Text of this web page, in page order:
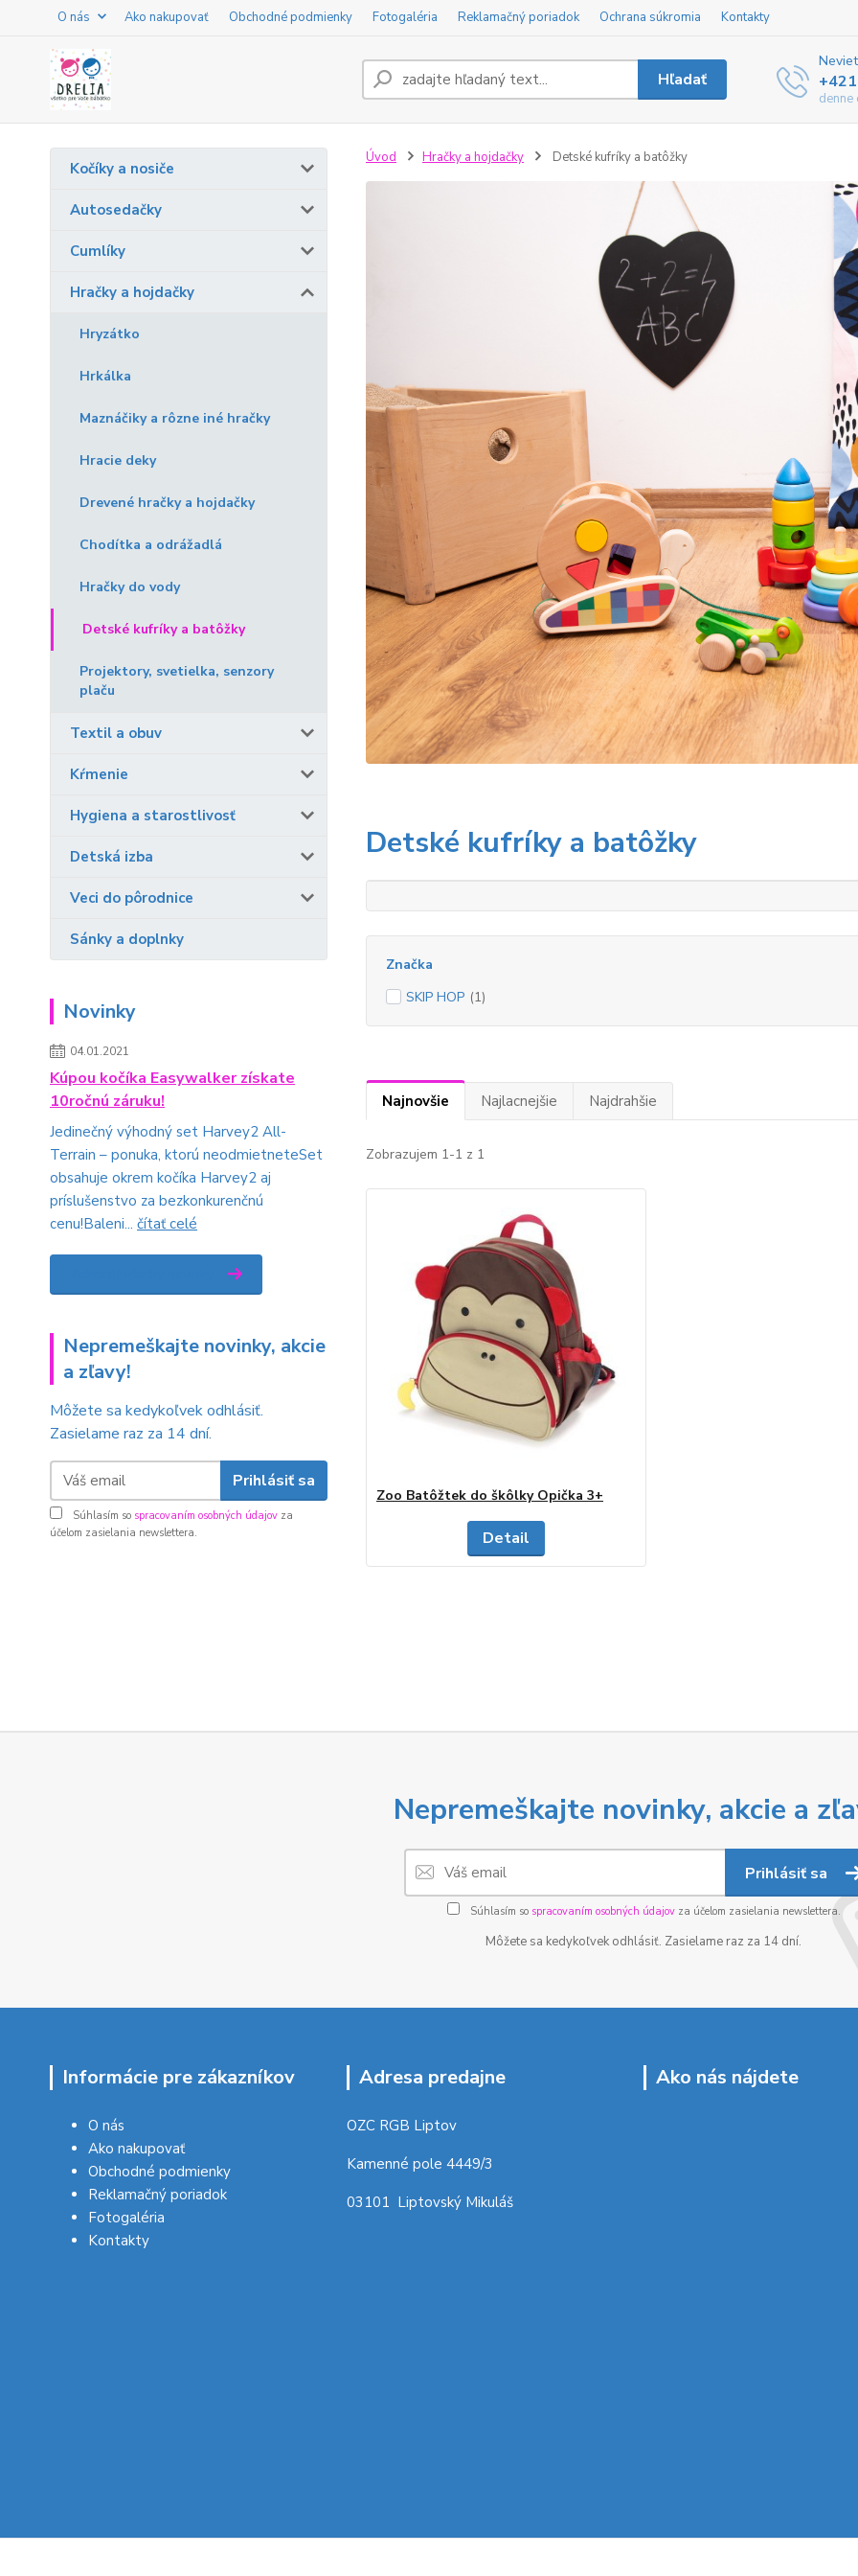
O nás Ako nakupovať Obchodné podmienky Fotogaléria Reklamačný poriadok Ochrana súkromia Kontakty
Hľadať
Kočíky a nosiče
Autosedačky
Cumlíky
Hračky a hojdačky
Hryzátko
Hrkálka
Maznáčiky a rôzne iné hračky
Hracie deky
Drevené hračky a hojdačky
Chodítka a odrážadlá
Hračky do vody
Detské kufríky a batôžky
Projektory, svetielka, senzory
plaču
Textil a obuv
Kŕmenie
Hygiena a starostlivosť
Detská izba
Veci do pôrodnice
Sánky a doplnky
Novinky
04.01.2021
Kúpou kočíka Easywalker získate
10ročnú záruku!
Jedinečný výhodný set Harvey2 All-
Terrain – ponuka, ktorú neodmietneteSet
obsahuje okrem kočíka Harvey2 aj
príslušenstvo za bezkonkurenčnú
cenu!Baleni... čítať celé
Nepremeškajte novinky, akcie
a zľavy!
Môžete sa kedykoľvek odhlásiť.
Zasielame raz za 14 dní.
Prihlásiť sa
Súhlasím so spracovaním osobných údajov za
účelom zasielania newslettera.
Úvod Hračky a hojdačky Detské kufríky a batôžky
Detské kufríky a batôžky
Značka
SKIP HOP (1)
Najnovšie Najlacnejšie Najdrahšie
Zobrazujem 1-1 z 1
Zoo Batôžtek do škôlky Opička 3+
Detail
Nepremeškajte novinky, akcie a
Prihlásiť sa
Súhlasím so spracovaním osobných údajovza účelom zasielania newslettera.
Môžete sa kedykoľvek odhlásiť. Zasielame raz za 14 dní.
Informácie pre zákazníkov
O nás
Ako nakupovať
Obchodné podmienky
Reklamačný poriadok
Fotogaléria
Kontakty
Adresa predajne
OZC RGB Liptov
Kamenné pole 4449/3
03101 Liptovský Mikuláš
Ako nás nájdete